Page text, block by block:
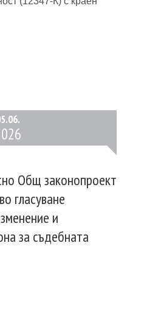
06.
Общ законопроект
гласуване
и
за съдебната